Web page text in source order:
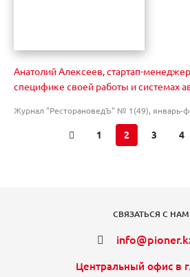
Анатолий Алексеев, стартап-
специфике своей работы и системах
Журнал "РесторановедЪ" № 1(49), январь-
1 2 3 4
СВЯЗАТЬСЯ С
Центральный офис в